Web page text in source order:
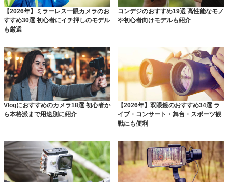
【2026年】ミラーレス一眼カメラのお
すすめ30選 初心者にイチ押しのモデル
も厳選
コンデジのおすすめ19選 高性能なモノ
や初心者向けモデルも紹介
Vlogにおすすめのカメラ18選 初心者か
ら本格派まで用途別に紹介
【2026年】双眼鏡のおすすめ34選 ラ
イブ・コンサート・舞台・スポーツ観
戦にも便利